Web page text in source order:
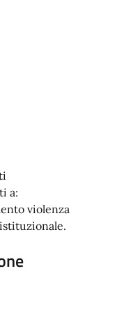
a:
violenza